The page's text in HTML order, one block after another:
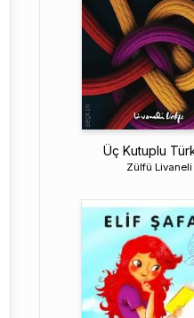
Üç Kutuplu
Zülfü Livaneli